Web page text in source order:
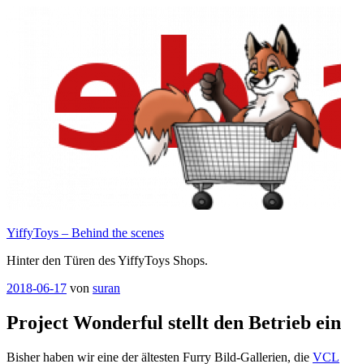
YiffyToys – Behind the scenes
Hinter den Türen des YiffyToys Shops.
Veröffentlicht
2018-06-17 von suran
Project Wonderful stellt den Betrieb ein
Bisher haben wir eine der ältesten Furry Bild-Gallerien, die VCL